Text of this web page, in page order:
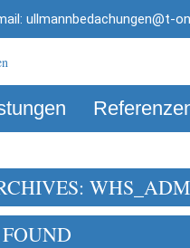
ullmannbedachungen@t-